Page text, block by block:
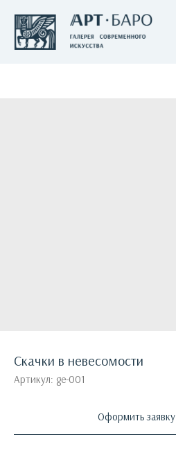
Скачки в невесомости
Артикул: ge-001
Оформить заявку